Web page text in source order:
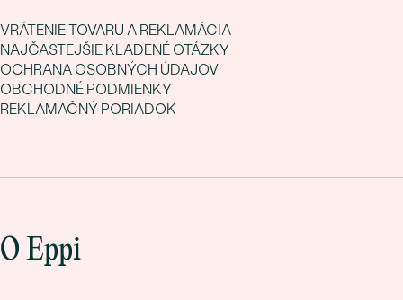
VRÁTENIE TOVARU A REKLAMÁCIA
NAJČASTEJŠIE KLADENÉ OTÁZKY
OCHRANA OSOBNÝCH ÚDAJOV
OBCHODNÉ PODMIENKY
REKLAMAČNÝ PORIADOK
O Eppi